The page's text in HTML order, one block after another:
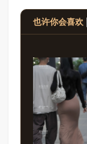
也许你会喜欢